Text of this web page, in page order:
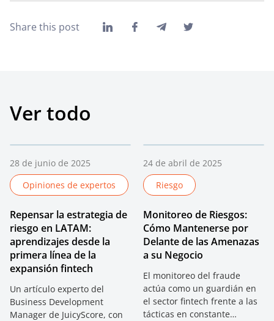
Share this post
Ver todo
28 de junio de 2025
Opiniones de expertos
Repensar la estrategia de
riesgo en LATAM:
aprendizajes desde la
primera línea de la
expansión fintech
Un artículo experto del
Business Development
Manager de JuicyScore, con
24 de abril de 2025
Riesgo
Monitoreo de Riesgos:
Cómo Mantenerse por
Delante de las Amenazas
a su Negocio
El monitoreo del fraude
actúa como un guardián en
el sector fintech frente a las
tácticas en constante